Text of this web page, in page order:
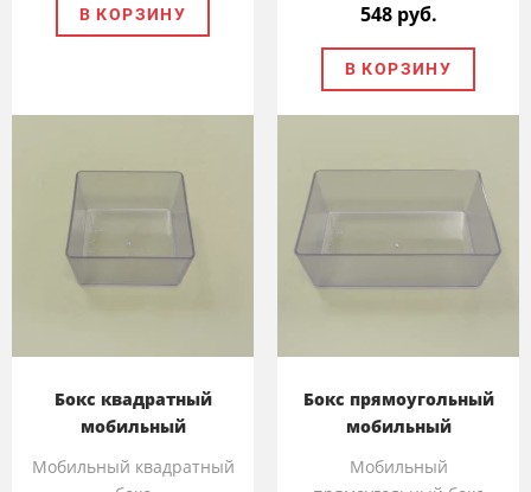
В КОРЗИНУ 548 руб.
В КОРЗИНУ
Бокс квадратный
мобильный
Мобильный квадратный
Бокс прямоугольный
мобильный
Мобильный